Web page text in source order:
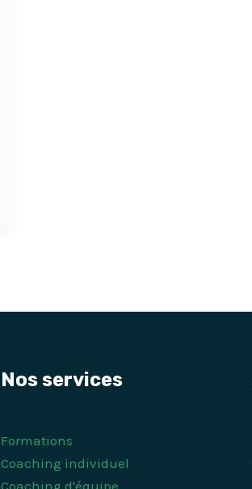
Nos services
Formations
Coaching individuel